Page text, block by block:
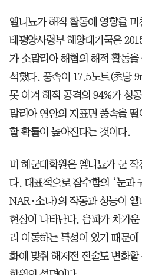
엘니뇨가 해적 활동에 영향을
태평양사령부 해양대기국은
가 소말리아 해협의 해적 활동
석했다. 풍속이 17.5노트(초당
못 이겨 해적 공격의 94%가 성
말리아 연안의 지표면 풍속을
할 확률이 높아진다는 것이다.
미 해군대학원은 엘니뇨가 군
다. 대표적으로 잠수함의 ‘눈과
NAR·소나)의 작동과 성능이 엘
현상이 나타난다. 음파가 차가
리 이동하는 특성이 있기 때문
화에 맞춰 해저전 전술도 변화